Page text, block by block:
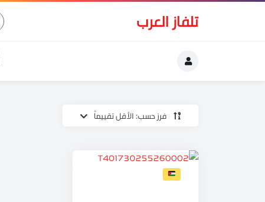
تلفاز العرب
فرز حسب: الأقل تقييماً